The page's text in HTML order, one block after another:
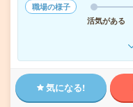
職場の様子
活気がある
気になる!